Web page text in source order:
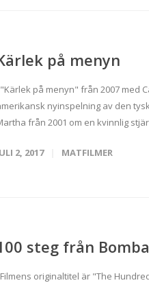
på menyn
på menyn" från 2007 med
nyinspelning av den
från 2001 om en kvinnlig
2, 2017 MATFILMER
steg från
originaltitel är "The